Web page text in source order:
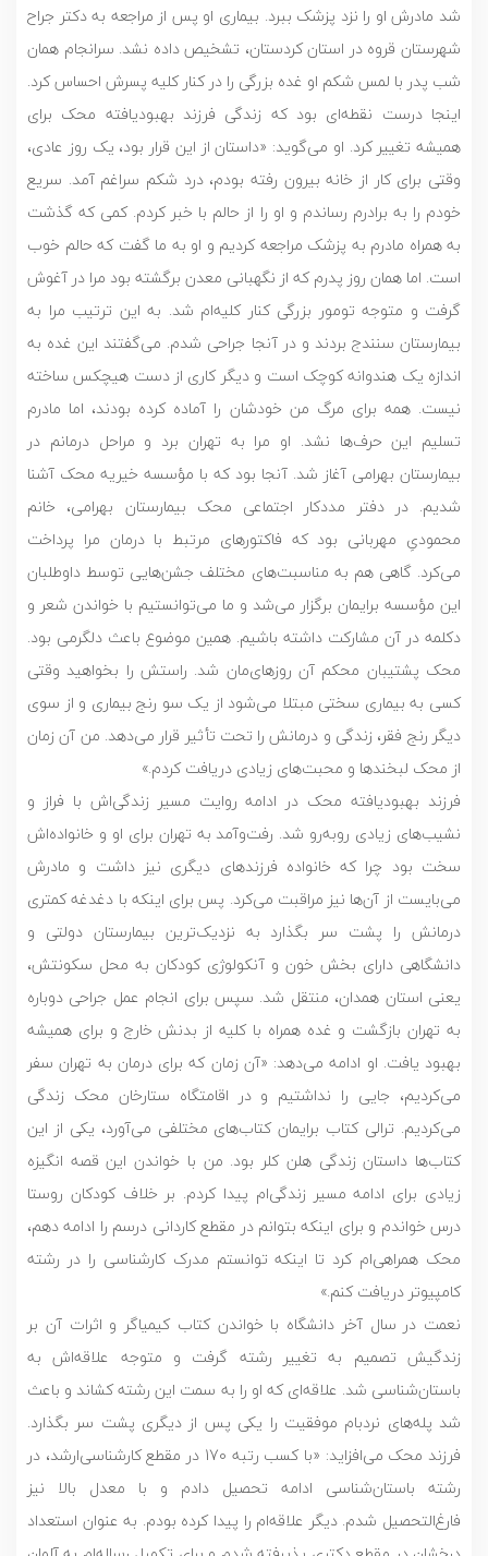
شد مادرش او را نزد پزشک ببرد. بیماری او پس از مراجعه به دکتر جراح
شهرستان قروه در استان کردستان، تشخیص داده نشد. سرانجام همان
شب پدر با لمس شکم او غده بزرگی را در کنار کلیه پسرش احساس کرد.
اینجا درست نقطه‌ای بود که زندگی فرزند بهبودیافته محک برای
همیشه تغییر کرد. او می‌گوید: «داستان از این قرار بود، یک روز عادی،
وقتی برای کار از خانه بیرون رفته‌ بودم، درد شکم سراغم آمد. سریع
خودم را به برادرم رساندم و او را از حالم با خبر کردم. کمی که گذشت
به همراه مادرم به پزشک مراجعه کردیم و او به ما گفت که حالم خوب
است. اما همان روز پدرم که از نگهبانی معدن برگشته بود مرا در آغوش
گرفت و متوجه تومور بزرگی کنار کلیه‌ام شد. به این ترتیب مرا به
بیمارستان سنندج بردند و در آنجا جراحی شدم. می‌گفتند این غده به
اندازه یک هندوانه کوچک است و دیگر کاری از دست هیچکس ساخته
نیست. همه برای مرگ من خودشان را آماده کرده بودند، اما مادرم
تسلیم این حرف‌ها نشد. او مرا به تهران برد و مراحل درمانم در
بیمارستان بهرامی آغاز شد. آنجا بود که با مؤسسه خیریه محک آشنا
شدیم. در دفتر مددکار اجتماعی محک بیمارستان بهرامی، خانم
محمودیِ مهربانی بود که فاکتورهای مرتبط با درمان مرا پرداخت
می‌کرد. گاهی هم به مناسبت‌های مختلف جشن‌هایی توسط داوطلبان
این مؤسسه برایمان برگزار می‌شد و ما می‌توانستیم با خواندن شعر و
دکلمه در آن مشارکت داشته باشیم. همین موضوع باعث دلگرمی بود.
محک پشتیبان محکم آن روزهای‌مان شد. راستش را بخواهید وقتی
کسی به بیماری سختی مبتلا می‌شود از یک سو رنج بیماری و از سوی
دیگر رنج فقر، زندگی و درمانش را تحت تأثیر قرار می‌دهد. من آن زمان
از محک لبخندها و محبت‌های زیادی دریافت کردم.»
فرزند بهبودیافته محک در ادامه روایت مسیر زندگی‌اش با فراز و
نشیب‌های زیادی روبه‌رو شد. رفت‌و‌آمد به تهران برای او و خانواده‌اش
سخت بود چرا که خانواده فرزندهای دیگری نیز داشت و مادرش
می‌بایست از آن‌ها نیز مراقبت می‌کرد. پس برای اینکه با دغدغه کمتری
درمانش را پشت سر بگذارد به نزدیک‌ترین بیمارستان دولتی و
دانشگاهی دارای بخش خون و آنکولوژی کودکان به محل سکونتش،
یعنی استان همدان، منتقل شد. سپس برای انجام عمل جراحی دوباره
به تهران بازگشت و غده همراه با کلیه از بدنش خارج و برای همیشه
بهبود یافت. او ادامه می‌دهد: «آن زمان که برای درمان به تهران سفر
می‌کردیم، جایی را نداشتیم و در اقامتگاه ستارخان محک زندگی
می‌کردیم. ترالی کتاب برایمان کتاب‌های مختلفی می‌آورد، یکی از این
کتاب‌ها داستان زندگی هلن کلر بود. من با خواندن این قصه انگیزه
زیادی برای ادامه مسیر زندگی‌ام پیدا کردم. بر خلاف کودکان روستا
درس خواندم و برای اینکه بتوانم در مقطع کاردانی درسم را ادامه دهم،
محک همراهی‌ام کرد تا اینکه توانستم مدرک کارشناسی‌ را در رشته
کامپیوتر دریافت کنم.»
نعمت در سال آخر دانشگاه با خواندن کتاب کیمیاگر و اثرات آن بر
زندگیش تصمیم به تغییر رشته گرفت و متوجه علاقه‌اش به
باستان‌شناسی شد. علاقه‌ای که او را به سمت این رشته کشاند و باعث
شد پله‌های نردبام موفقیت را یکی پس از دیگری پشت سر بگذارد.
فرزند محک می‌افزاید: «با کسب رتبه 170 در مقطع کارشناسی‌ارشد، در
رشته باستان‌شناسی ادامه تحصیل دادم و با معدل بالا نیز
فارغ‌التحصیل شدم. دیگر علاقه‌ام را پیدا کرده بودم. به عنوان استعداد